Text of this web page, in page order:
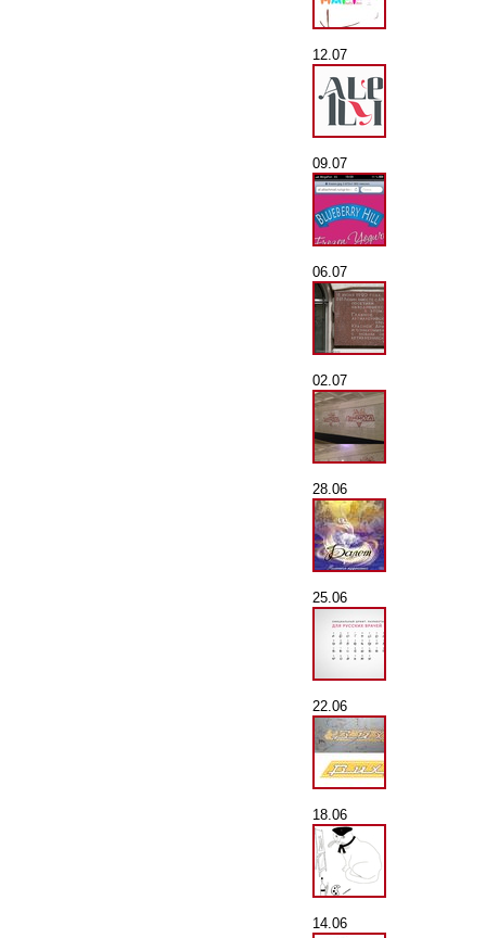
12.07
09.07
06.07
02.07
28.06
25.06
22.06
18.06
14.06